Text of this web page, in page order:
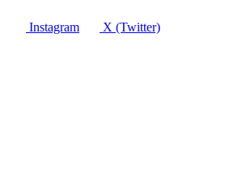
Instagram X (Twitter)